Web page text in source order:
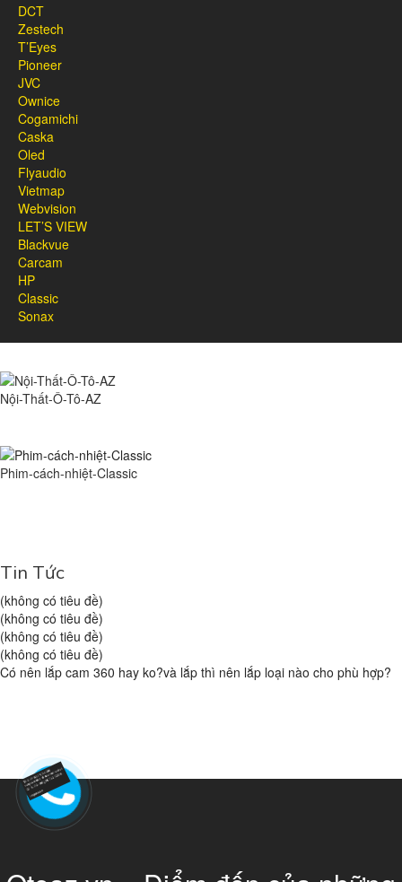
DCT
Zestech
T’Eyes
Pioneer
JVC
Ownice
Cogamichi
Caska
Oled
Flyaudio
Vietmap
Webvision
LET’S VIEW
Blackvue
Carcam
HP
Classic
Sonax
Nội-Thất-Ô-Tô-AZ
Phim-cách-nhiệt-Classic
Tin Tức
(không có tiêu đề)
(không có tiêu đề)
(không có tiêu đề)
(không có tiêu đề)
Có nên lắp cam 360 hay ko?và lắp thì nên lắp loại nào cho phù hợp?